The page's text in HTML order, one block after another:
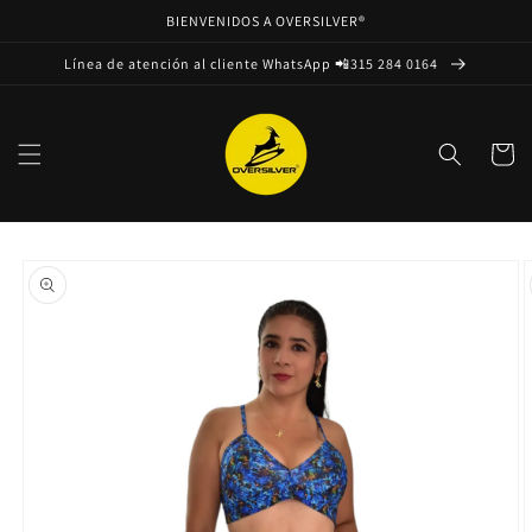
BIENVENIDOS A OVERSILVER®
Línea de atención al cliente WhatsApp 📲315 284 0164
Carrito
directamente
a la
información